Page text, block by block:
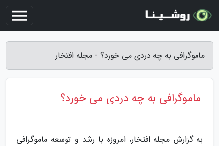
ماموگرافی به چه دردی می خورد؟ - مجله افتخار
ماموگرافی به چه دردی می خورد؟
به گزارش مجله افتخار، امروزه با رشد و توسعه ماموگرافی